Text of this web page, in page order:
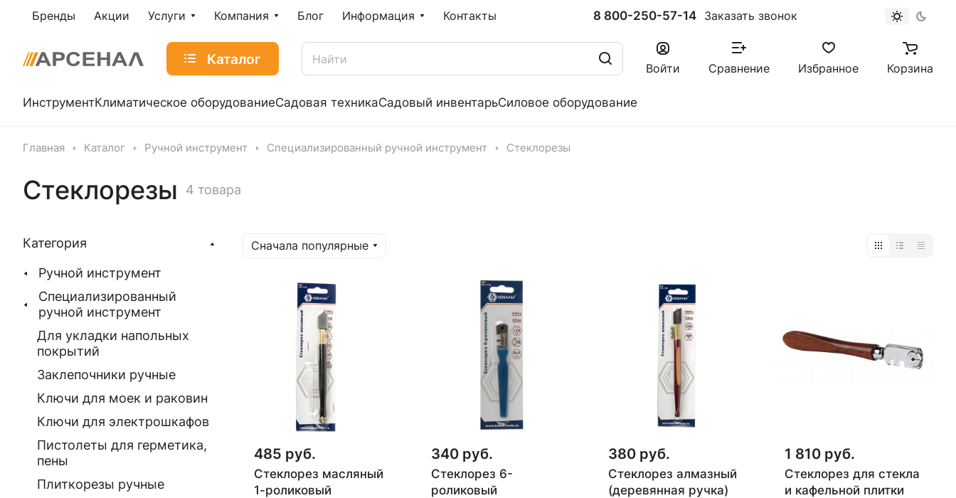
Бренды Акции Услуги Компания Блог Информация Контакты 8 800-250-57-14 Заказать звонок
Каталог
Войти Сравнение Избранное Корзина
ИнструментКлиматическое оборудованиеСадовая техникаСадовый инвентарьСиловое оборудование
Главная Каталог Ручной инструмент Специализированный ручной инструмент Стеклорезы
Стеклорезы 4 товара
Сначала популярные
485 руб.
Стеклорез масляный
1-роликовый
340 руб.
Стеклорез 6-
роликовый
380 руб.
Стеклорез алмазный
(деревянная ручка)
1 810 руб.
Стеклорез для стекла
и кафельной плитки
Категория
Ручной инструмент
Специализированный
ручной инструмент
Для укладки напольных
покрытий
Заклепочники ручные
Ключи для моек и раковин
Ключи для электрошкафов
Пистолеты для герметика,
пены
Плиткорезы ручные